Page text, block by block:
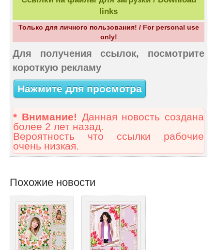
links
Только для личного пользования! / For personal use
only!
Для получения ссылок, посмотрите
короткую рекламу
Нажмите для просмотра
* Внимание! Данная новость создана
более 2 лет назад.
Вероятность что ссылки рабочие
очень низкая.
Похожие новости